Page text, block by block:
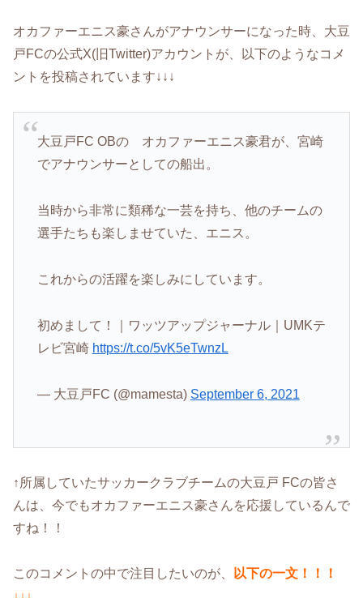
オカファーエニス豪さんがアナウンサーになった時、大豆
戸FCの公式X(旧Twitter)アカウントが、以下のようなコメ
ントを投稿されています↓↓↓
大豆戸FC OBの オカファーエニス豪君が、宮崎
でアナウンサーとしての船出。
当時から非常に類稀な一芸を持ち、他のチームの
選手たちも楽しませていた、エニス。
これからの活躍を楽しみにしています。
初めまして！｜ワッツアップジャーナル｜UMKテ
レビ宮崎 https://t.co/5vK5eTwnzL
— 大豆戸FC (@mamesta) September 6, 2021
↑所属していたサッカークラブチームの大豆戸 FCの皆さ
んは、今でもオカファーエニス豪さんを応援しているんで
すね！！
このコメントの中で注目したいのが、 以下の一文！！！